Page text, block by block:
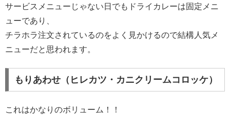
サービスメニューじゃない日でもドライカレーは固定メニ
ューであり、
チラホラ注文されているのをよく見かけるので結構人気メ
ニューだと思われます。
もりあわせ（ヒレカツ・カニクリームコロッケ）
これはかなりのボリューム！！